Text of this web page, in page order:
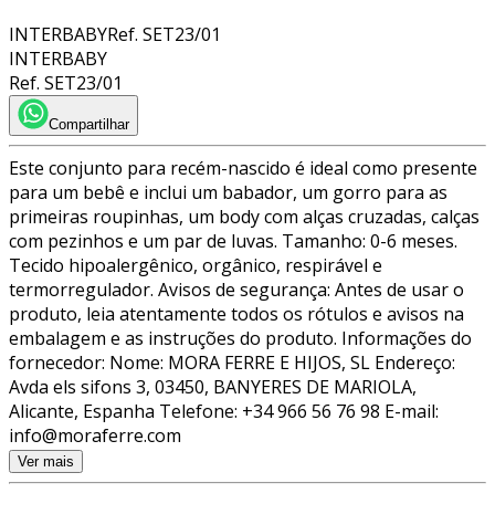
INTERBABYRef. SET23/01
INTERBABY
Ref. SET23/01
Compartilhar
Este conjunto para recém-nascido é ideal como presente
para um bebê e inclui um babador, um gorro para as
primeiras roupinhas, um body com alças cruzadas, calças
com pezinhos e um par de luvas. Tamanho: 0-6 meses.
Tecido hipoalergênico, orgânico, respirável e
termorregulador. Avisos de segurança: Antes de usar o
produto, leia atentamente todos os rótulos e avisos na
embalagem e as instruções do produto. Informações do
fornecedor: Nome: MORA FERRE E HIJOS, SL Endereço:
Avda els sifons 3, 03450, BANYERES DE MARIOLA,
Alicante, Espanha Telefone: +34 966 56 76 98 E-mail:
info@moraferre.com
Ver mais